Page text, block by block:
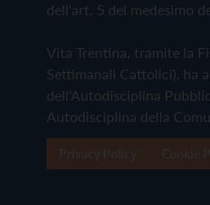
dell'art. 5 del medesimo
Vita Trentina, tramite la
Settimanali Cattolici), ha
dell'Autodisciplina
Autodisciplina della